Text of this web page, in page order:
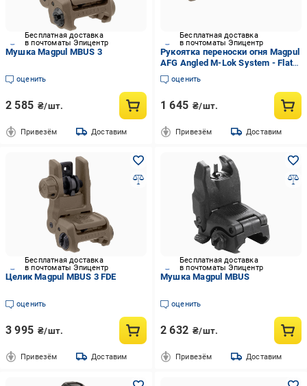
Бесплатная доставка
в почтоматы Эпицентр
Мушка Magpul MBUS 3
оценить
2 585 ₴/шт.
Привезём Доставим
Бесплатная доставка
в почтоматы Эпицентр
Рукоятка переноски огня Magpul
AFG Angled M-Lok System - Flat
Dark Earth
оценить
1 645 ₴/шт.
Привезём Доставим
Бесплатная доставка
в почтоматы Эпицентр
Целик Magpul MBUS 3 FDE
оценить
3 995 ₴/шт.
Привезём Доставим
Бесплатная доставка
в почтоматы Эпицентр
Мушка Magpul MBUS
оценить
2 632 ₴/шт.
Привезём Доставим